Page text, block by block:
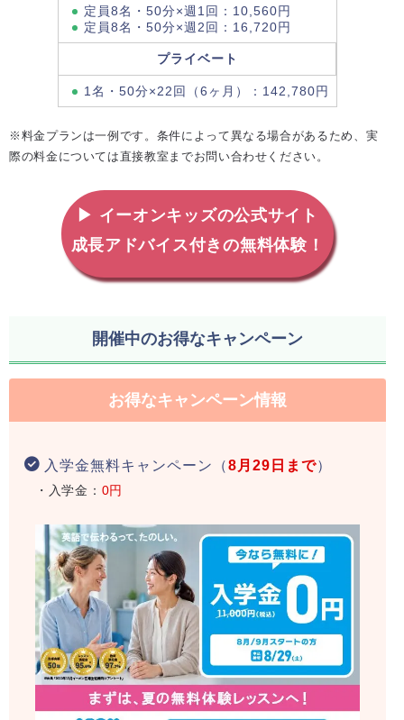
定員8名・50分×週1回：10,560円
定員8名・50分×週2回：16,720円
プライベート
1名・50分×22回（6ヶ月）：142,780円
※料金プランは一例です。条件によって異なる場合があるため、実
際の料金については直接教室までお問い合わせください。
▶ イーオンキッズの公式サイト
成長アドバイス付きの無料体験！
開催中のお得なキャンペーン
お得なキャンペーン情報
入学金無料キャンペーン（8月29日まで）
・入学金： 0円